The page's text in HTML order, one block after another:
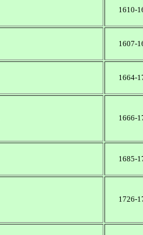
1610-
1607-
1664-
1666-
1685-
1726-